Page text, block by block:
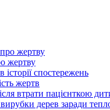
жертву
спостережень
жертв
втрати пацієнткою
дерев заради